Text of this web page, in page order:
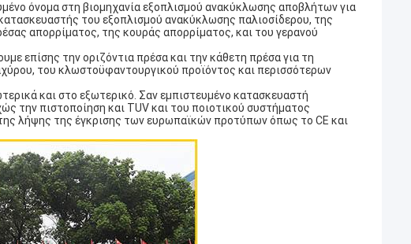
όνομα στη βιομηχανία εξοπλισμού ανακύκλωσης αποβλήτων για
του εξοπλισμού ανακύκλωσης παλιοσίδερου, της
απορρίματος, της κουράς απορρίματος, και του γερανού
επίσης την οριζόντια πρέσα και την κάθετη πρέσα για τη
του κλωστοϋφαντουργικού προϊόντος και περισσότερων
και στο εξωτερικό. Σαν εμπιστευμένο κατασκευαστή
την πιστοποίηση και TUV και του ποιοτικού συστήματος
λήψης της έγκρισης των ευρωπαϊκών προτύπων όπως το CE και